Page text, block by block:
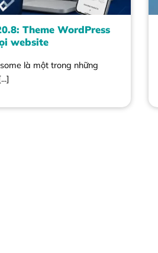
Theme WordPress
website
là một trong những